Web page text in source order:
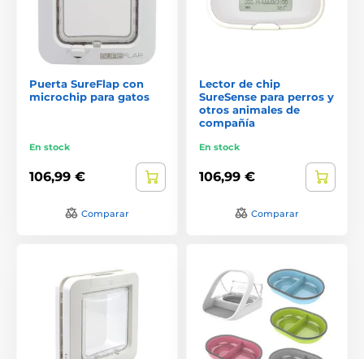
Puerta SureFlap con
microchip para gatos
En stock
106,99 €
Comparar
Lector de chip
SureSense para perros y
otros animales de
compañía
En stock
106,99 €
Comparar